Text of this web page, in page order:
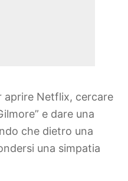
aprire Netflix, cercare
e dare una
che dietro una
una simpatia